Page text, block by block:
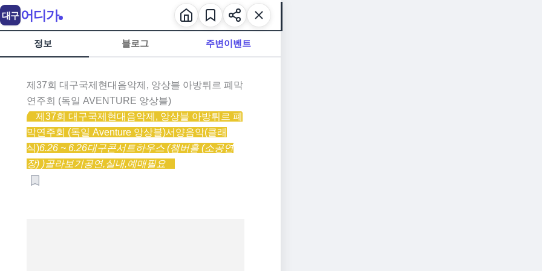
정보 블로그 주변이벤트
제37회 대구국제현대음악제, 앙상블 아방튀르 폐막
연주회 (독일 AVENTURE 앙상블)
제37회 대구국제현대음악제, 앙상블 아방튀르 폐
막연주회 (독일 Aventure 앙상블)서양음악(클래
식)6.26 ~ 6.26대구콘서트하우스 (챔버홀 (소공연
장) )골라보기공연,실내,예매필요
대구 어디가